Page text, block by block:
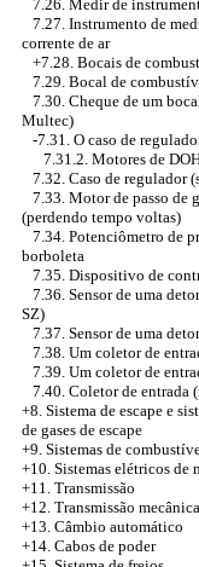
7.26. Medir de
7.27. Instrumento de
corrente de ar
+7.28. Bocais de
7.29. Bocal de
7.30. Cheque de um
Multec)
-7.31. O caso de
7.31.2. Motores de
7.32. Caso de regulador
7.33. Motor de passo de
(perdendo tempo voltas)
7.34. Potenciômetro de
borboleta
7.35. Dispositivo de
7.36. Sensor de uma
SZ)
7.37. Sensor de uma
7.38. Um coletor de
7.39. Um coletor de
7.40. Coletor de entrada
+8. Sistema de escape e
de gases de escape
+9. Sistemas de
+10. Sistemas elétricos de
+11. Transmissão
+12. Transmissão mecânica
+13. Câmbio automático
+14. Cabos de poder